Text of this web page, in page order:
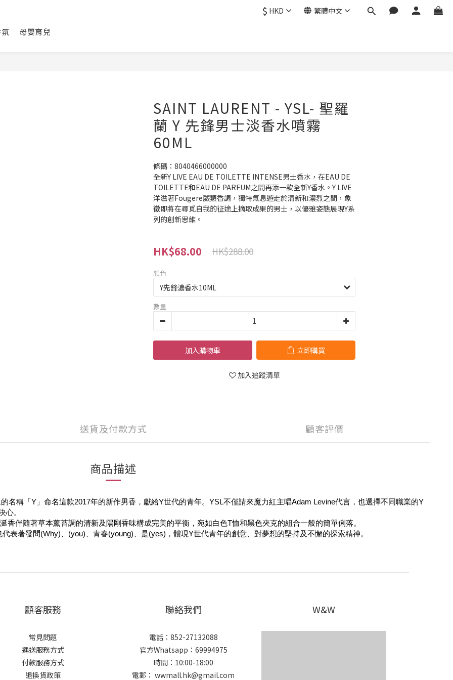
$ HKD 繁體中文
母嬰育兒
SAINT LAURENT - YSL- 聖羅
蘭 Y 先鋒男士淡香水噴霧
60ML
條碼：8040466000000
全新Y LIVE EAU DE TOILETTE INTENSE男士香水，在EAU DE
TOILETTE和EAU DE PARFUM之間再添一款全新Y香水。Y LIVE
洋溢著Fougere蕨類香調，獨特氣息遊走於清新和濃烈之間，象
徵即將在尋覓自我的征途上摘取成果的男士，以優雅姿態展現Y系
列的創新思維。
HK$68.00 HK$288.00
顏色
數量
加入購物車 立即購買
加入追蹤清單
送貨及付款方式 顧客評價
商品描述
名稱「Y」命名這款2017年的新作男香，獻給Y世代的青年。YSL不僅請來魔力紅主唱Adam Levine代言，也選擇不同職業的Y
心。
伴隨著草本薰苔調的清新及陽剛香味構成完美的平衡，宛如白色T恤和黑色夾克的組合一般的簡單俐落。
表著發問(Why)、(you)、青春(young)、是(yes)，體現Y世代青年的創意、對夢想的堅持及不懈的探索精神。
顧客服務
常見問題
運送服務方式
付款服務方式
退換貨政策
聯絡我們
電話：852-27132088
官方Whatsapp：69994975
時間：10:00-18:00
電郵： wwmall.hk@gmail.com
W&W